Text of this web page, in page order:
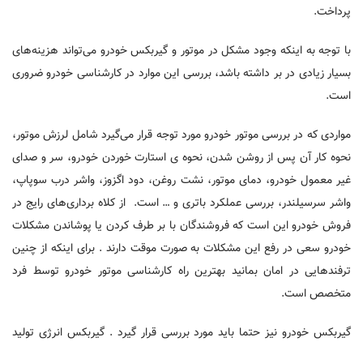
پرداخت.
با توجه به اینکه وجود مشکل در موتور و گیربکس خودرو می‌تواند هزینه‌های
بسیار زیادی در بر داشته باشد، بررسی این موارد در کارشناسی خودرو ضروری
است.
مواردی که در بررسی موتور خودرو مورد توجه قرار می‌گیرد شامل لرزش موتور،
نحوه کار آن پس از روشن شدن، نحوه ی استارت خوردن خودرو، سر و صدای
غیر معمول خودرو، دمای موتور، نشت روغن، دود اگزوز، واشر درب سوپاپ،
واشر سرسیلندر، بررسی عملکرد باتری و … است. از کلاه برداری‌های رایج در
فروش خودرو این است که فروشندگان با بر طرف کردن یا پوشاندن مشکلات
خودرو سعی در رفع این مشکلات به صورت موقت دارند . برای اینکه از چنین
ترفندهایی در امان بمانید بهترین راه کارشناسی موتور خودرو توسط فرد
متخصص است.
گیربکس خودرو نیز حتما باید مورد بررسی قرار گیرد . گیربکس انرژی تولید